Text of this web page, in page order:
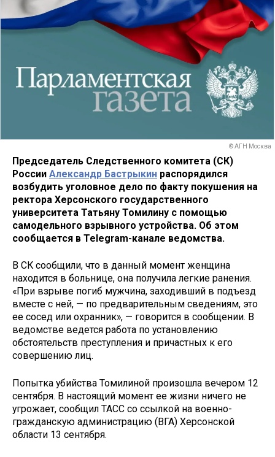
© АГН Москва
Председатель Следственного комитета (СК)
России Александр Бастрыкин распорядился
возбудить уголовное дело по факту покушения на
ректора Херсонского государственного
университета Татьяну Томилину с помощью
самодельного взрывного устройства. Об этом
сообщается в Telegram-канале ведомства.
В СК сообщили, что в данный момент женщина
находится в больнице, она получила легкие ранения.
«При взрыве погиб мужчина, заходивший в подъезд
вместе с ней, — по предварительным сведениям, это
ее сосед или охранник», — говорится в сообщении. В
ведомстве ведется работа по установлению
обстоятельств преступления и причастных к его
совершению лиц.
Попытка убийства Томилиной произошла вечером 12
сентября. В настоящий момент ее жизни ничего не
угрожает, сообщил ТАСС со ссылкой на военно-
гражданскую администрацию (ВГА) Херсонской
области 13 сентября.